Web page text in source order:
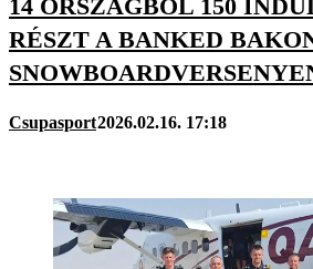
14 ORSZÁGBÓL 150
RÉSZT A BANKED
Csupasport2026.02.16. 17:18